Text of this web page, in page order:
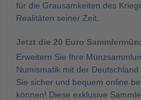
für die Grausamkeiten des
Realitäten seiner Zeit.
Jetzt die 20 Euro
Erweitern Sie Ihre
Numismatik mit der
Sie sicher und bequem online
können! Diese exklusive